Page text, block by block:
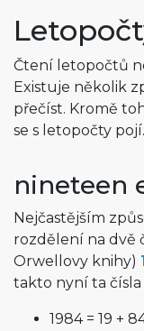
Čtení letopočtů
Existuje několik
přečíst. Kromě
se s letopočty pojí.
nineteen
Nejčastějším
rozdělení na dvě
Orwellovy knihy)
takto nyní ta
1984 = 19 +